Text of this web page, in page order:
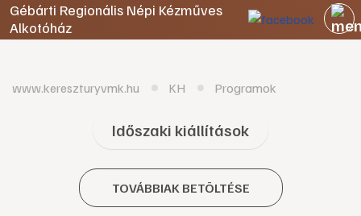
Gébárti Regionális Népi Kézműves
Alkotóház
www.kereszturyvmk.hu KH Programok
Időszaki kiállítások
TOVÁBBIAK BETÖLTÉSE